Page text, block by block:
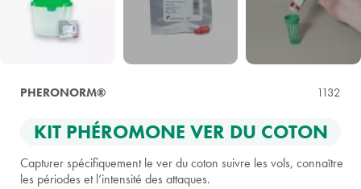
PHERONORM® 1132
KIT PHÉROMONE VER DU COTON
Capturer spécifiquement le ver du coton suivre les vols, connaître
les périodes et l’intensité des attaques.